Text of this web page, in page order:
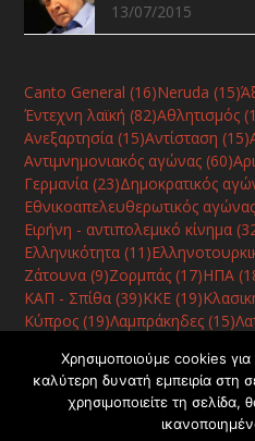
13/07/2015
Canto General (16)Neruda (15)
Έντεχνη λαϊκή (82)Αθλητισμός
Ανεξαρτησία (15)Αντίσταση (15)
Αντιμνημονιακός αγώνας (60)
Γερμανία (23)Δημοκρατικός
Εθνικοαπελευθερωτικός αγώνας
Ειρήνη - αντιπολεμικό κίνημα
Ελληνικότητα (11)
Ζάτουνα (9)Ζορμπάς (17)ΗΠΑ
ΚΑΠ - Σπίθα (39)ΚΚΕ (19)
Κύπρος (19)Λαμπράκηδες (15)
Ποίηση(40)Ρίτσος(13)
Συμπαντική αρμονία(13)
Φεστιβάλ(42)Χανιά(120)
Χρησιμοποιούμε cookies
καλύτερη δυνατή εμπειρία στη
χρησιμοποιείτε τη